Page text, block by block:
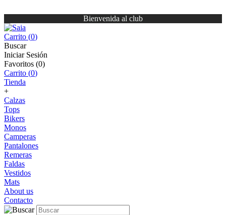
Bienvenida al club
Carrito (0)
Buscar
Iniciar Sesión
Favoritos (0)
Carrito (0)
Tienda
+
Calzas
Tops
Bikers
Monos
Camperas
Pantalones
Remeras
Faldas
Vestidos
Mats
About us
Contacto